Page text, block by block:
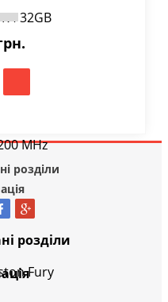
розділи
розділи